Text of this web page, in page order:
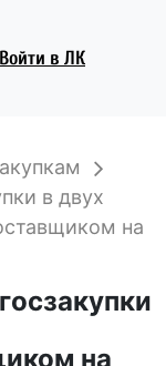
Войти в ЛК
в двух
на
на